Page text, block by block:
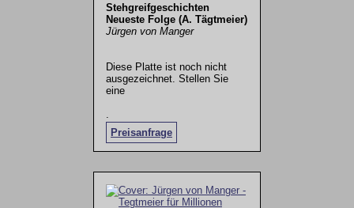
Stehgreifgeschichten
Neueste Folge (A. Tägtmeier)
Jürgen von Manger
Diese Platte ist noch nicht
ausgezeichnet. Stellen Sie
eine
Preisanfrage